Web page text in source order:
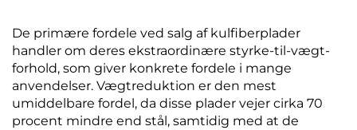
De primære fordele ved salg af kulfiberplader
handler om deres ekstraordinære styrke-til-vægt-
forhold, som giver konkrete fordele i mange
anvendelser. Vægtreduktion er den mest
umiddelbare fordel, da disse plader vejer cirka 70
procent mindre end stål, samtidig med at de